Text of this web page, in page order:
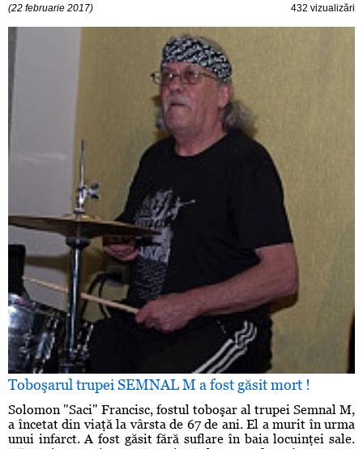
(22 februarie 2017) 432 vizualizări
Toboşarul trupei SEMNAL M a fost găsit mort !
Solomon "Saci" Francisc, fostul toboşar al trupei Semnal M,
a încetat din viaţă la vârsta de 67 de ani. El a murit în urma
unui infarct. A fost găsit fără suflare în baia locuinţei sale.